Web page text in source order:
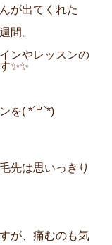
が出てくれた
間。
ンやレッスンの
✨✨
を(​ *´꒳`*​)
先は思いっきり
が、痛むのも気